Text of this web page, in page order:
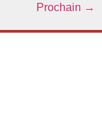
Prochain →